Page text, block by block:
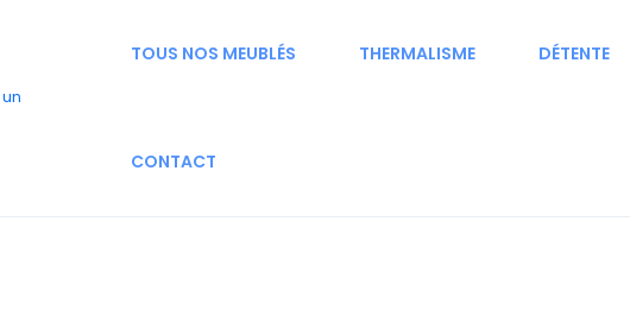
TOUS NOS MEUBLÉS THERMALISME DÉTENTE
CONTACT